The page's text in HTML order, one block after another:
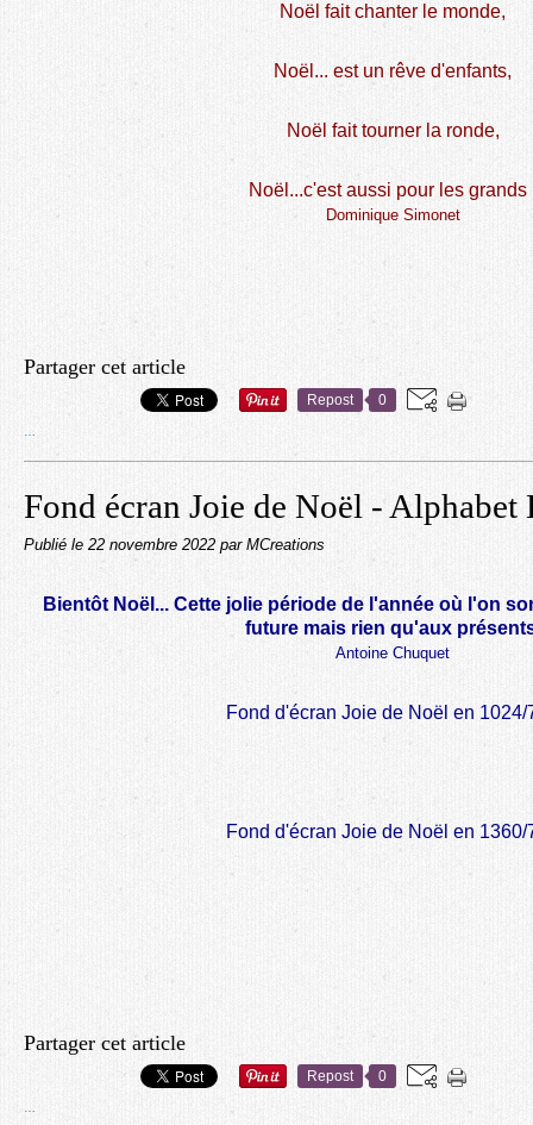
Noël fait chanter le monde,
Noël... est un rêve d'enfants,
Noël fait tourner la ronde,
Noël...c'est aussi pour les grands
Dominique Simonet
Partager cet article
Repost 0
Fond écran Joie de Noël - Alphabet
Publié le 22 novembre 2022 par MCreations
Bientôt Noël... Cette jolie période de l'année où l'on
future mais rien qu'aux
Antoine Chuquet
Fond d'écran Joie de Noël en 1024/
Fond d'écran Joie de Noël en 1360/
Partager cet article
Repost 0